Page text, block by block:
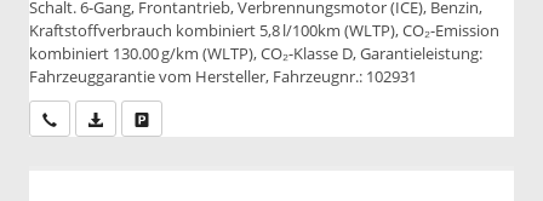
Schalt. 6-Gang, Frontantrieb, Verbrennungsmotor (ICE), Benzin,
Kraftstoffverbrauch kombiniert 5,8 l/100km (WLTP), CO₂-Emission
kombiniert 130.00 g/km (WLTP), CO₂-Klasse D, Garantieleistung:
Fahrzeuggarantie vom Hersteller, Fahrzeugnr.: 102931
Wir rufen Sie anPDF-Datei, Fahrzeugexposé drucken